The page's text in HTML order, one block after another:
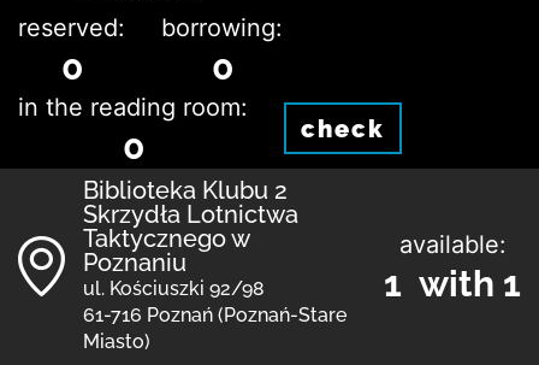
reserved:
0
borrowing:
0
in the reading room:
0 check
Biblioteka Klubu 2
Skrzydła Lotnictwa
Taktycznego w
Poznaniu
ul. Kościuszki 92/98
61-716 Poznań (Poznań-Stare
Miasto)
available:
1 with 1